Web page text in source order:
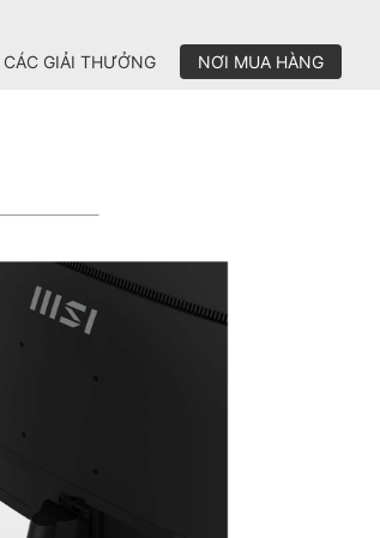
CÁC GIẢI THƯỞNG NƠI MUA HÀNG